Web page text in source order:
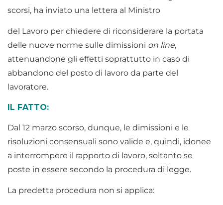
scorsi, ha inviato una lettera al Ministro
del Lavoro per chiedere di riconsiderare la portata
delle nuove norme sulle dimissioni on line,
attenuandone gli effetti soprattutto in caso di
abbandono del posto di lavoro da parte del
lavoratore.
IL FATTO:
Dal 12 marzo scorso, dunque, le dimissioni e le
risoluzioni consensuali sono valide e, quindi, idonee
a interrompere il rapporto di lavoro, soltanto se
poste in essere secondo la procedura di legge.
La predetta procedura non si applica: